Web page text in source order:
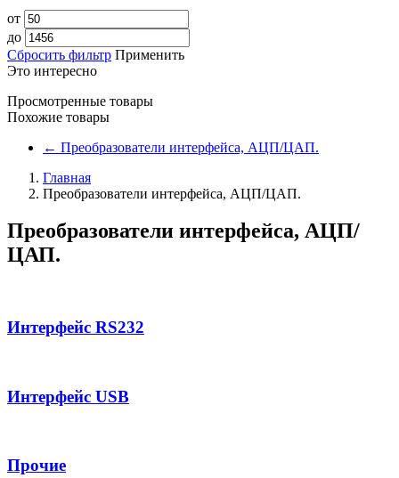
от
до
Сбросить фильтр Применить
Это интересно
Просмотренные товары
Похожие товары
← Преобразователи интерфейса, АЦП/ЦАП.
Главная
Преобразователи интерфейса, АЦП/ЦАП.
Преобразователи интерфейса, АЦП/
ЦАП.
Интерфейс RS232
Интерфейс USB
Прочие